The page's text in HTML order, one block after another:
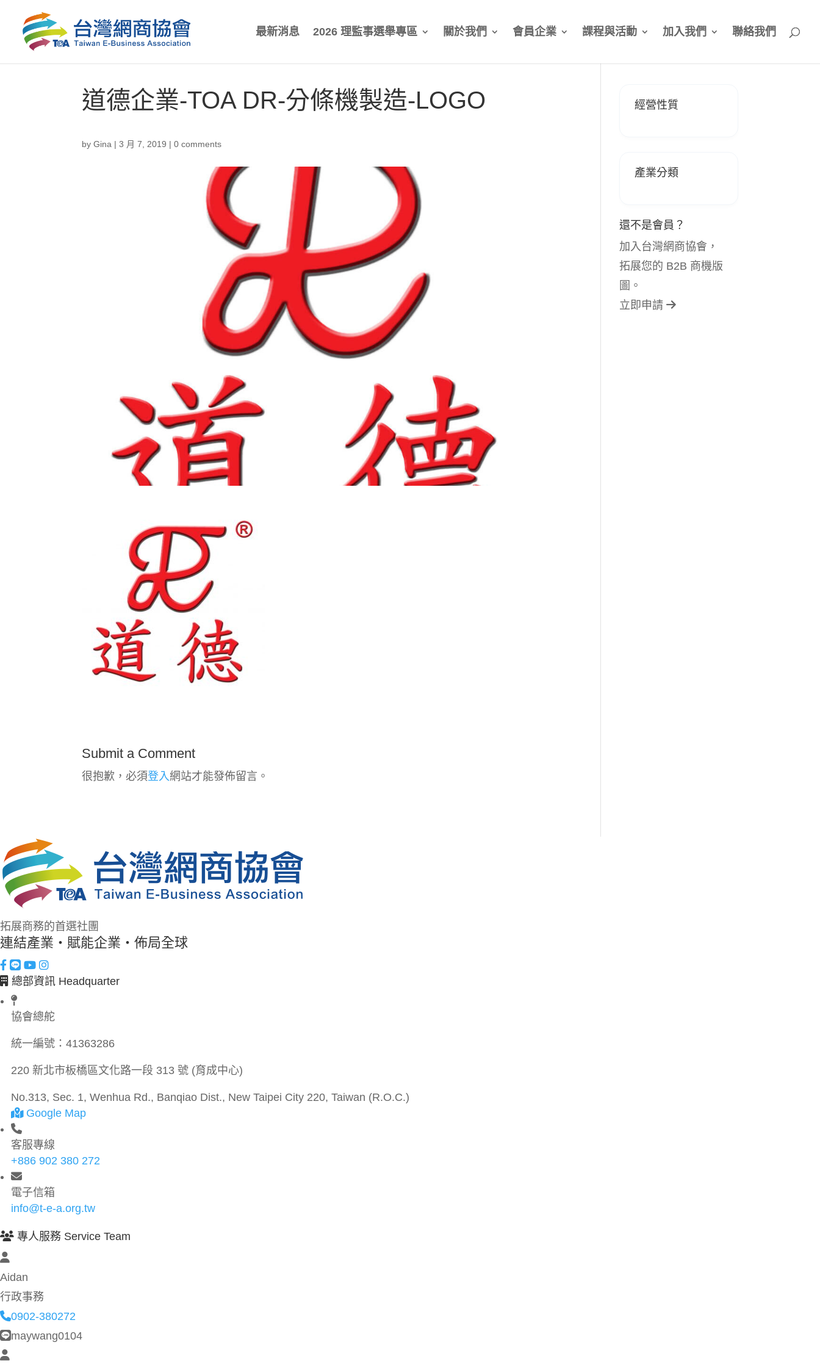
最新消息 2026 理監事選舉專區 關於我們 會員企業 課程與活動 加入我們 聯絡我們
道德企業-TOA DR-分條機製造-LOGO
byGina |3 月 7, 2019 |0 comments
Submit a Comment
很抱歉，必須登入 網站才能發佈留言。
經營性質
產業分類
還不是會員？
加入台灣網商協會，
拓展您的 B2B 商機版
圖。
立即申請
拓展商務的首選社團
連結產業・賦能企業・佈局全球
總部資訊 Headquarter
協會總舵
統一編號： 41363286
220 新北市板橋區文化路一段 313 號 (育成中心)
No.313, Sec. 1, Wenhua Rd., Banqiao Dist., New Taipei City 220, Taiwan (R.O.C.)
Google Map
客服專線
+886 902 380 272
電子信箱
info@t-e-a.org.tw
專人服務 Service Team
Aidan
行政事務
0902-380272
maywang0104